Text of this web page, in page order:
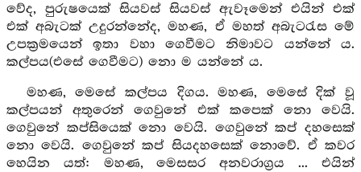
වේද, පුරුෂයෙක් සියවස් සියවස් ඇවෑමෙන් එයින් එක්
එක් අබැටක් උදුරන්නේද, මහණ, ඒ මහත් අබැටරැස මේ
උපක්‍රමයෙන් ඉතා වහා ගෙවීමට නිමාවට යන්නේ ය.
කල්පය(එසේ ගෙවීමට) නො ම යන්නේ ය.
මහණ, මෙසේ කල්පය දිගය. මහණ, මෙසේ දික් වූ
කල්පයන් අතුරෙන් ගෙවුනේ එක් කපෙක් නො වෙයි.
ගෙවුනේ කප්සියෙක් නො වෙයි. ගෙවුනේ කප් දහසෙක්
නො වෙයි. ගෙවුනේ කප් සියදහසෙක් නොවේ. ඒ කවර
හෙයින යත්: මහණ, මෙසසර අනවරාග්‍රය ... එයින්